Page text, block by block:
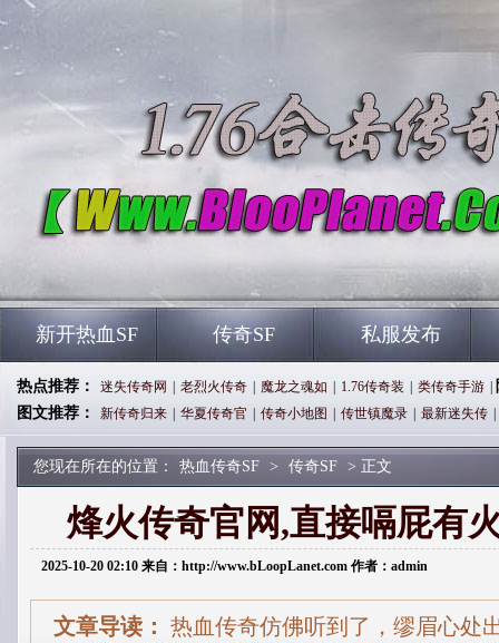
新开热血SF 传奇SF 私服发布
热点推荐： 迷失传奇网 老烈火传奇 魔龙之魂如 1.76传奇装 类传奇手游
图文推荐：
新传奇归来 华夏传奇官 传奇小地图 传世镇魔录 最新迷失传
您现在所在的位置： 热血传奇SF > 传奇SF > 正文
烽火传奇官网,直接嗝屁有
2025-10-20 02:10 来自：http://www.bLoopLanet.com 作者：admin
文章导读： 热血传奇仿佛听到了，缪眉心处